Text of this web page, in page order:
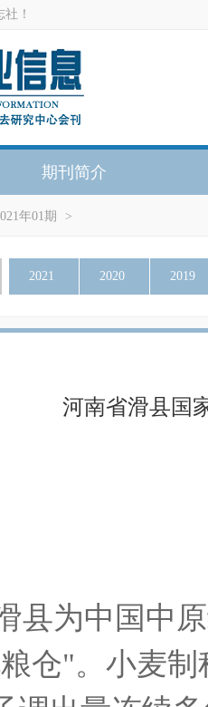
！
期刊简介
年01期 >
2021 2020 2019
河南省滑县国
县为中国中
仓"。小麦